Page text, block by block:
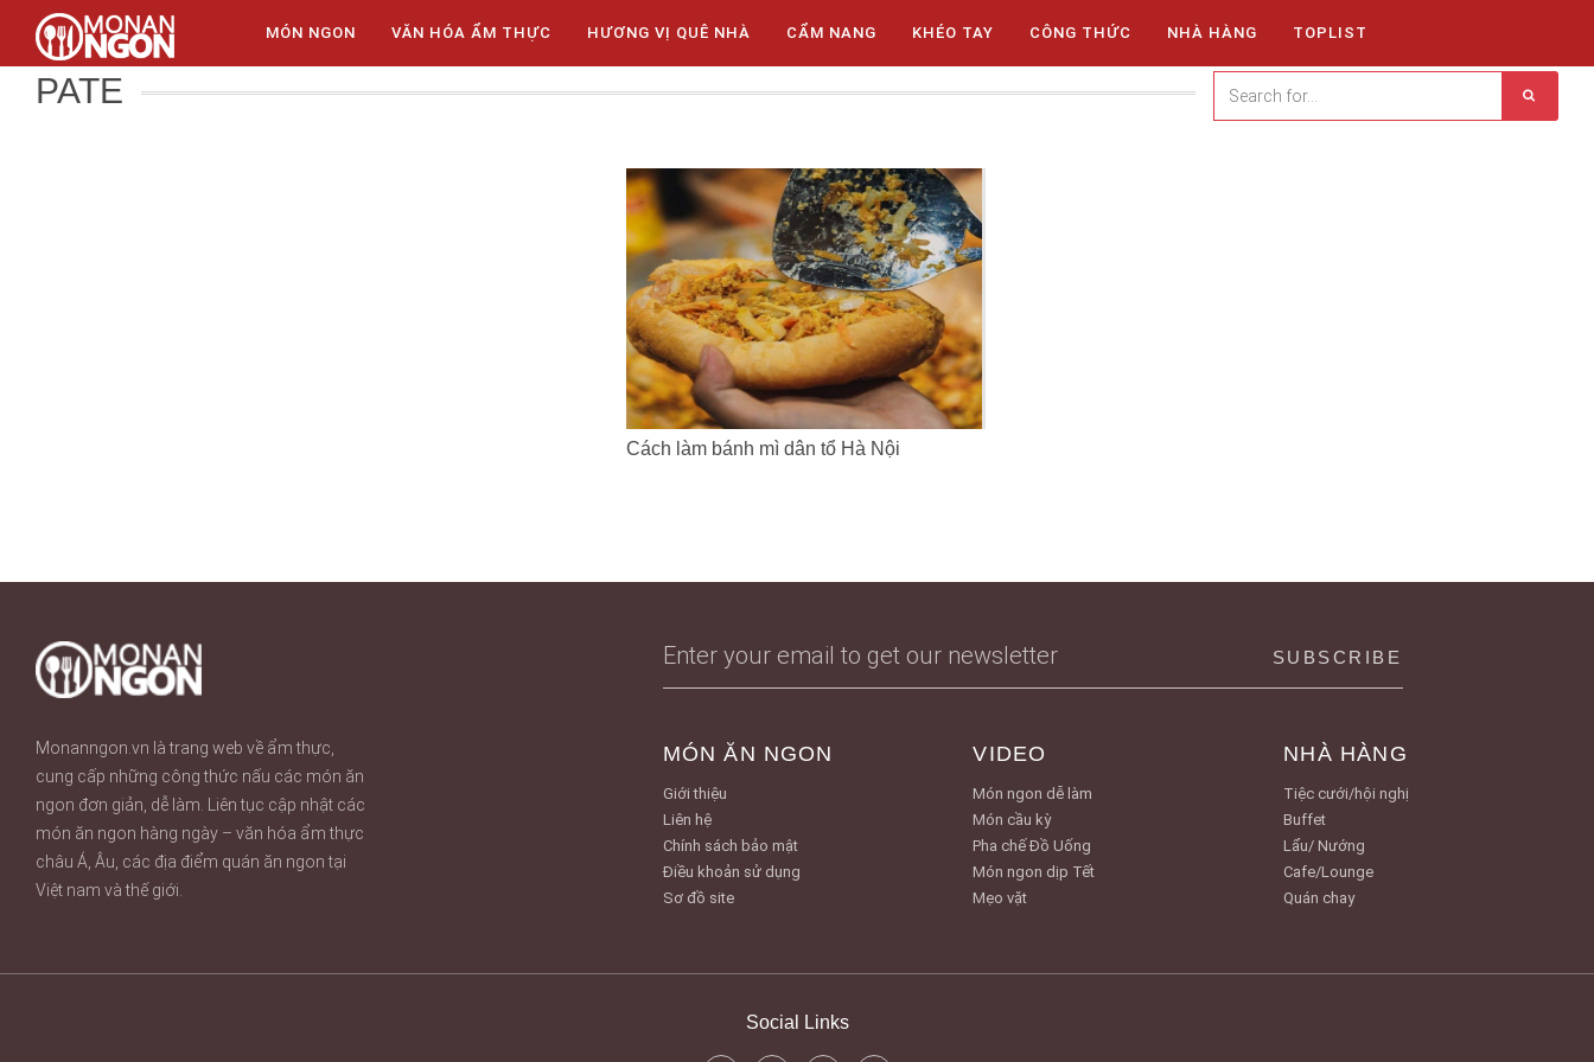
MÓN NGON VĂN HÓA ẨM THỰC HƯƠNG VỊ QUÊ NHÀ CẨM NANG KHÉO TAY CÔNG THỨC NHÀ HÀNG TOPLIST
PATE
Cách làm bánh mì dân tổ Hà Nội
Monanngon.vn là trang web về ẩm thực,
cung cấp những công thức nấu các món ăn
ngon đơn giản, dễ làm. Liên tục cập nhật các
món ăn ngon hàng ngày – văn hóa ẩm thực
châu Á, Âu, các địa điểm quán ăn ngon tại
Việt nam và thế giới.
MÓN ĂN NGON
Giới thiệu
Liên hệ
Chính sách bảo mật
Điều khoản sử dụng
Sơ đồ site
VIDEO
Món ngon dễ làm
Món cầu kỳ
Pha chế Đồ Uống
Món ngon dịp Tết
Mẹo vặt
NHÀ HÀNG
Tiệc cưới/hội nghị
Buffet
Lẩu/ Nướng
Cafe/Lounge
Quán chay
Social Links